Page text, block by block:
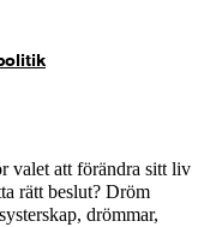
valet att förändra sitt liv
rätt beslut? Dröm
drömmar,